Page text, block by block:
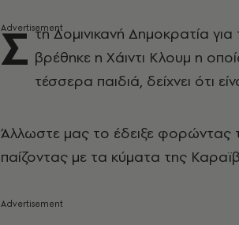
Σ τη Δομινικανή Δημοκρατία
βρέθηκε η Χάιντι Κλουμ η
τέσσερα παιδιά, δείχνει ότι
Άλλωστε μας το έδειξε φορώντας
παίζοντας με τα κύματα της